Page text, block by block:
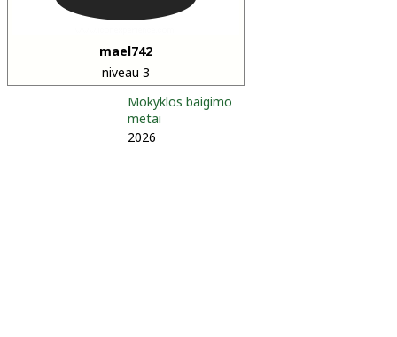
mael742
niveau 3
Mokyklos baigimo
metai
2026